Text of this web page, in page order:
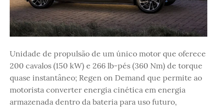
Unidade de propulsão de um único motor que oferece
200 cavalos (150 kW) e 266 lb-pés (360 Nm) de torque
quase instantâneo; Regen on Demand que permite ao
motorista converter energia cinética em energia
armazenada dentro da bateria para uso futuro,